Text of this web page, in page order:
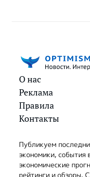
О нас
Реклама
Правила
Контакты
Публикуем
экономики, события
экономические